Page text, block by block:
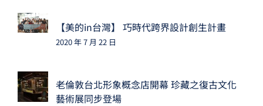
【美的in台灣】 巧時代跨界設計創生計畫
2020 年 7 月 22 日
老倫敦台北形象概念店開幕 珍藏之復古文化
藝術展同步登場